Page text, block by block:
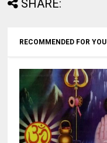
SHARE:
RECOMMENDED FOR YOU